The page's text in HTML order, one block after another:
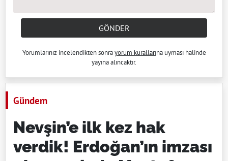
GÖNDER
Yorumlarınız incelendikten sonrayorum kurallarına uyması halinde
yayına alıncaktır.
Gündem
Nevşin’e ilk kez hak
verdik! Erdoğan’ın imzası